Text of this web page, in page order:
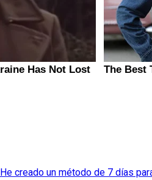
creado un método de 7 días